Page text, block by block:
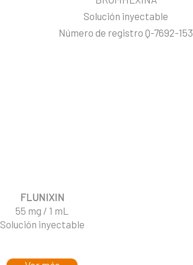
Solución inyectable
Número de registro Q-7692-153
FLUNIXIN
55 mg / 1 mL
Solución inyectable